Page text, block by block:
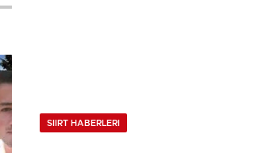
SIIRT HABERLERI